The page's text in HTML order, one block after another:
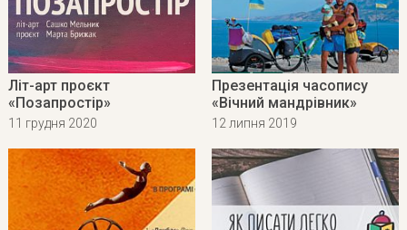
Літ-арт проєкт
«Позапростір»
11 грудня 2020
Презентація часопису
«Вічний мандрівник»
12 липня 2019